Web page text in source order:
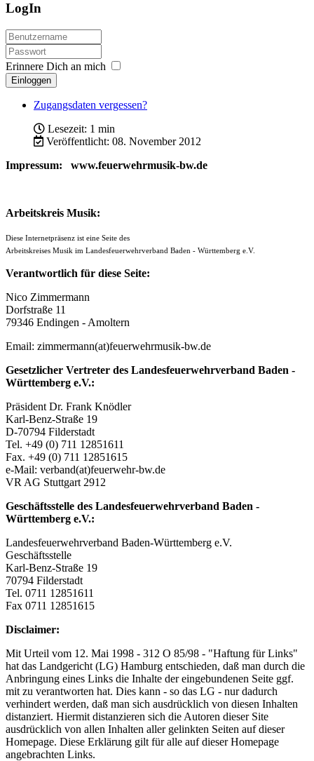
LogIn
Erinnere Dich an mich
Einloggen
Zugangsdaten vergessen?
Lesezeit: 1 min
Veröffentlicht: 08. November 2012
Impressum: www.feuerwehrmusik-bw.de
Arbeitskreis Musik:
Diese Internetpräsenz ist eine Seite des
Arbeitskreises Musik im Landesfeuerwehrverband Baden - Württemberg e.V.
Verantwortlich für diese Seite:
Nico Zimmermann
Dorfstraße 11
79346 Endingen - Amoltern
Email: zimmermann(at)feuerwehrmusik-bw.de
Gesetzlicher Vertreter des Landesfeuerwehrverband Baden -
Württemberg e.V.:
Präsident Dr. Frank Knödler
Karl-Benz-Straße 19
D-70794 Filderstadt
Tel. +49 (0) 711 12851611
Fax. +49 (0) 711 12851615
e-Mail: verband(at)feuerwehr-bw.de
VR AG Stuttgart 2912
Geschäftsstelle des Landesfeuerwehrverband Baden -
Württemberg e.V.:
Landesfeuerwehrverband Baden-Württemberg e.V.
Geschäftsstelle
Karl-Benz-Straße 19
70794 Filderstadt
Tel. 0711 12851611
Fax 0711 12851615
Disclaimer:
Mit Urteil vom 12. Mai 1998 - 312 O 85/98 - "Haftung für Links"
hat das Landgericht (LG) Hamburg entschieden, daß man durch die
Anbringung eines Links die Inhalte der eingebundenen Seite ggf.
mit zu verantworten hat. Dies kann - so das LG - nur dadurch
verhindert werden, daß man sich ausdrücklich von diesen Inhalten
distanziert. Hiermit distanzieren sich die Autoren dieser Site
ausdrücklich von allen Inhalten aller gelinkten Seiten auf dieser
Homepage. Diese Erklärung gilt für alle auf dieser Homepage
angebrachten Links.